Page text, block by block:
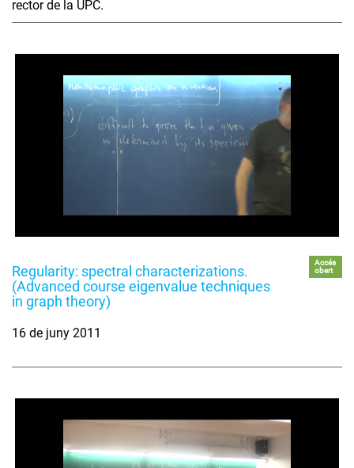
rector de la UPC.
Regularity: spectral characterizations.
(Advanced course eigenvalue techniques
in graph theory)
Accés
obert
16 de juny 2011